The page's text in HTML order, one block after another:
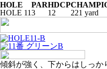
HOLE PARHDCP
HOLE 113 12 221 yard
傾斜が強く、下からはしっか